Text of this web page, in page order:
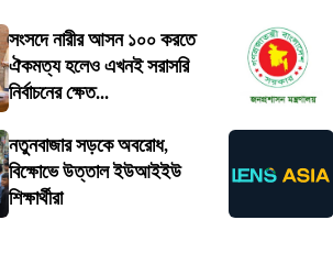
সংসদে নারীর আসন ১০০ করতে
ঐকমত্য হলেও এখনই সরাসরি
নির্বাচনের ক্ষেত...
নতুনবাজার সড়কে অবরোধ,
বিক্ষোভে উত্তাল ইউআইইউ
শিক্ষার্থীরা